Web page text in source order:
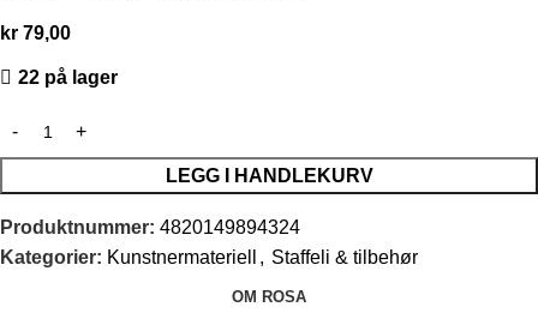
kr 79,00
22 på lager
LEGG I HANDLEKURV
Produktnummer: 4820149894324
Kategorier: Kunstnermateriell , Staffeli & tilbehør
OM ROSA